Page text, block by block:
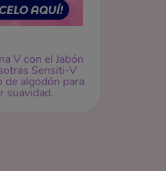
V con el Jabón
Sensiti-V
de algodón para
suavidad.